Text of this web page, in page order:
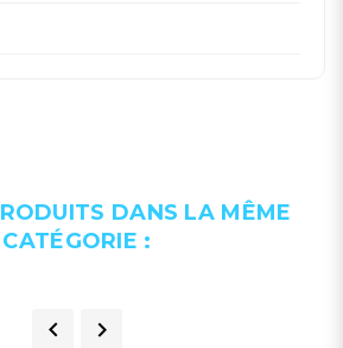
DANS LA MÊME
CATÉGORIE :
 